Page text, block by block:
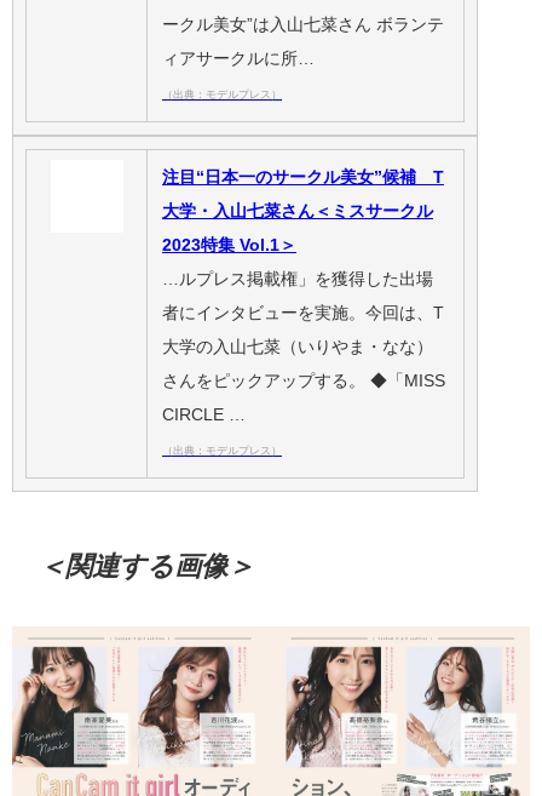
ークル美女”は入山七菜さん ボランテ
ィアサークルに所…
（出典：モデルプレス）
注目“日本一のサークル美女”候補 T
大学・入山七菜さん＜ミスサークル
2023特集 Vol.1＞
…ルプレス掲載権」を獲得した出場
者にインタビューを実施。今回は、T
大学の入山七菜（いりやま・なな）
さんをピックアップする。 ◆「MISS
CIRCLE …
（出典：モデルプレス）
＜関連する画像＞